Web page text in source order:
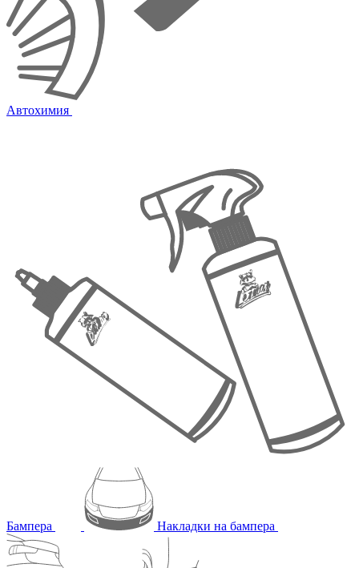
Автохимия
Бампера Накладки на бампера